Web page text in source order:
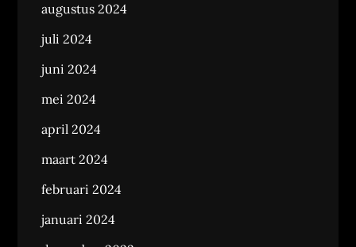
augustus 2024
juli 2024
juni 2024
mei 2024
april 2024
maart 2024
februari 2024
januari 2024